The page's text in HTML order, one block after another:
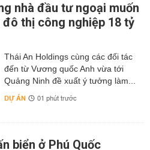
nhà đầu tư ngoại muốn
thị công nghiệp 18 tỷ
Thái An Holdings cùng các đối tác
đến từ Vương quốc Anh vừa tới
Quảng Ninh đề xuất ý tưởng làm...
DỰ ÁN 01 phút trước
biển ở Phú Quốc